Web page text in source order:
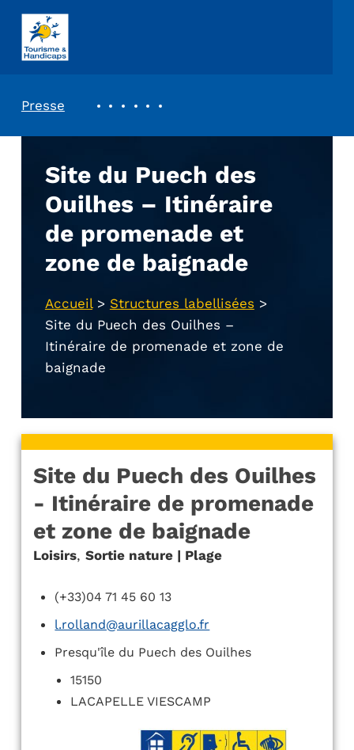
ASSOCIATION TOURISME ET HANDICAPS
Presse
Site du Puech des
Ouilhes – Itinéraire
de promenade et
zone de baignade
Accueil> Structures labellisées >
Site du Puech des Ouilhes –
Itinéraire de promenade et zone de
baignade
Site du Puech des Ouilhes
- Itinéraire de promenade
et zone de baignade
Loisirs, Sortie nature | Plage
(+33)04 71 45 60 13
l.rolland@aurillacagglo.fr
Presqu'île du Puech des Ouilhes
15150
LACAPELLE VIESCAMP